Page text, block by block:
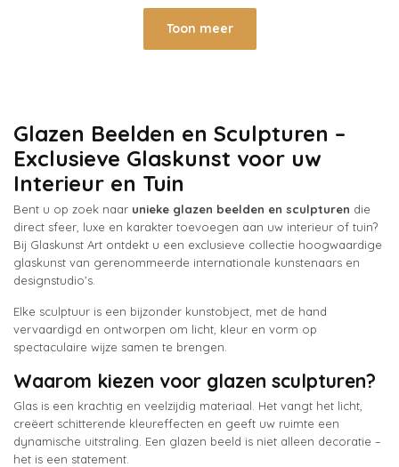
Toon meer
Glazen Beelden en Sculpturen –
Exclusieve Glaskunst voor uw
Interieur en Tuin
Bent u op zoek naar unieke glazen beelden en sculpturen die
direct sfeer, luxe en karakter toevoegen aan uw interieur of tuin?
Bij Glaskunst Art ontdekt u een exclusieve collectie hoogwaardige
glaskunst van gerenommeerde internationale kunstenaars en
designstudio’s.
Elke sculptuur is een bijzonder kunstobject, met de hand
vervaardigd en ontworpen om licht, kleur en vorm op
spectaculaire wijze samen te brengen.
Waarom kiezen voor glazen sculpturen?
Glas is een krachtig en veelzijdig materiaal. Het vangt het licht,
creëert schitterende kleureffecten en geeft uw ruimte een
dynamische uitstraling. Een glazen beeld is niet alleen decoratie –
het is een statement.